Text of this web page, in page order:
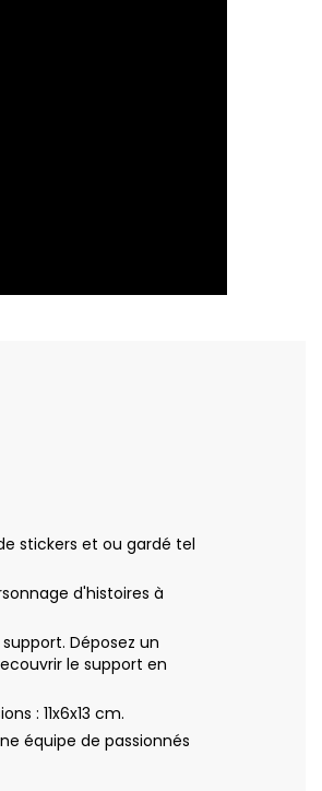
stickers et ou gardé tel
d'histoires à
Déposez un
le support en
: 11x6x13 cm.
équipe de passionnés